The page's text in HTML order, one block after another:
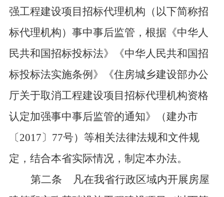
强工程建设项目招标代理机构（以下简称招
标代理机构）事中事后监管，根据《中华人
民共和国招标投标法》《中华人民共和国招
标投标法实施条例》《住房城乡建设部办公
厅关于取消工程建设项目招标代理机构资格
认定加强事中事后监管的通知》（建办市
〔2017〕77号）等相关法律法规和文件规
定，结合本省实际情况，制定本办法。
第二条
凡在我省行政区域内开展房屋